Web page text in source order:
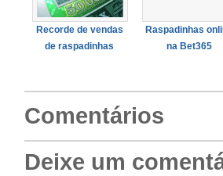
Recorde de vendas
de raspadinhas
Raspadinhas
na Bet365
Comentários
Deixe um